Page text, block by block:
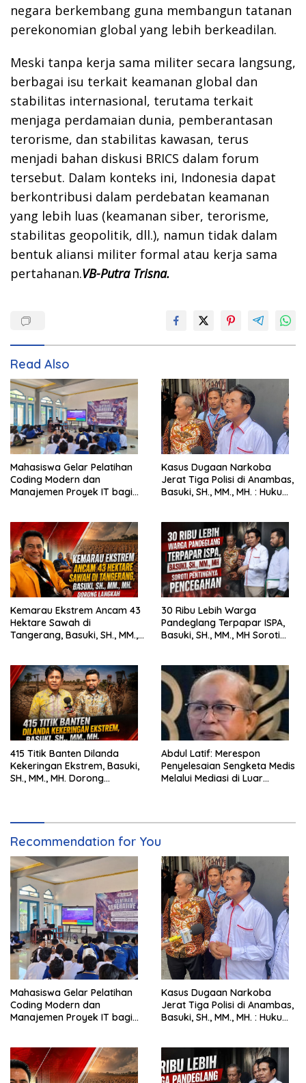
negara berkembang guna membangun tatanan
perekonomian global yang lebih berkeadilan.
Meski tanpa kerja sama militer secara langsung,
berbagai isu terkait keamanan global dan
stabilitas internasional, terutama terkait
menjaga perdamaian dunia, pemberantasan
terorisme, dan stabilitas kawasan, terus
menjadi bahan diskusi BRICS dalam forum
tersebut. Dalam konteks ini, Indonesia dapat
berkontribusi dalam perdebatan keamanan
yang lebih luas (keamanan siber, terorisme,
stabilitas geopolitik, dll.), namun tidak dalam
bentuk aliansi militer formal atau kerja sama
pertahanan.VB-Putra Trisna.
Read Also
Mahasiswa Gelar Pelatihan
Coding Modern dan
Manajemen Proyek IT bagi
Kasus Dugaan Narkoba
Jerat Tiga Polisi di Anambas,
Basuki, SH., MM., MH. : Hukum
Kemarau Ekstrem Ancam 43
Hektare Sawah di
Tangerang, Basuki, SH., MM.,
30 Ribu Lebih Warga
Pandeglang Terpapar ISPA,
Basuki, SH., MM., MH Soroti
415 Titik Banten Dilanda
Kekeringan Ekstrem, Basuki,
SH., MM., MH. Dorong
Abdul Latif: Merespon
Penyelesaian Sengketa Medis
Melalui Mediasi di Luar
Recommendation for You
Mahasiswa Gelar Pelatihan
Coding Modern dan
Manajemen Proyek IT bagi
Kasus Dugaan Narkoba
Jerat Tiga Polisi di Anambas,
Basuki, SH., MM., MH. : Hukum